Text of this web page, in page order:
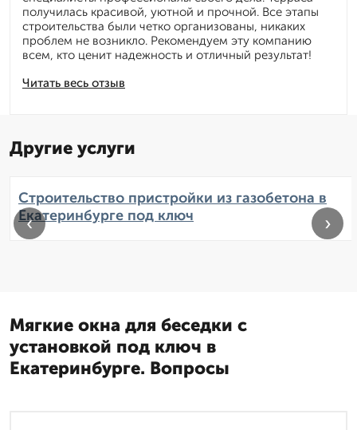
Читать весь отзыв
получилась красивой, уютной и прочной. Все этапы
строительства были четко организованы, никаких
проблем не возникло. Рекомендуем эту компанию
всем, кто ценит надежность и отличный результат!
Другие услуги
Строительство пристройки из газобетона в
Екатеринбурге под ключ
‹ ›
Мягкие окна для беседки с
установкой под ключ в
Екатеринбурге. Вопросы